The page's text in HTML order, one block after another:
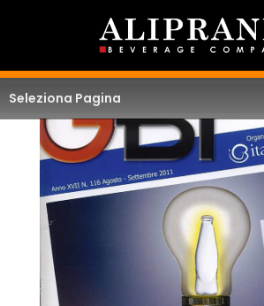
Seleziona Pagina